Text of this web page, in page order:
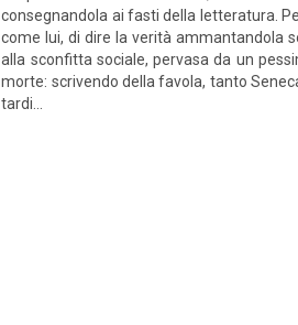
consegnandola ai fasti della letteratura.
come lui, di dire la verità ammantandola
alla sconfitta sociale, pervasa da un
morte: scrivendo della favola, tanto
tardi...